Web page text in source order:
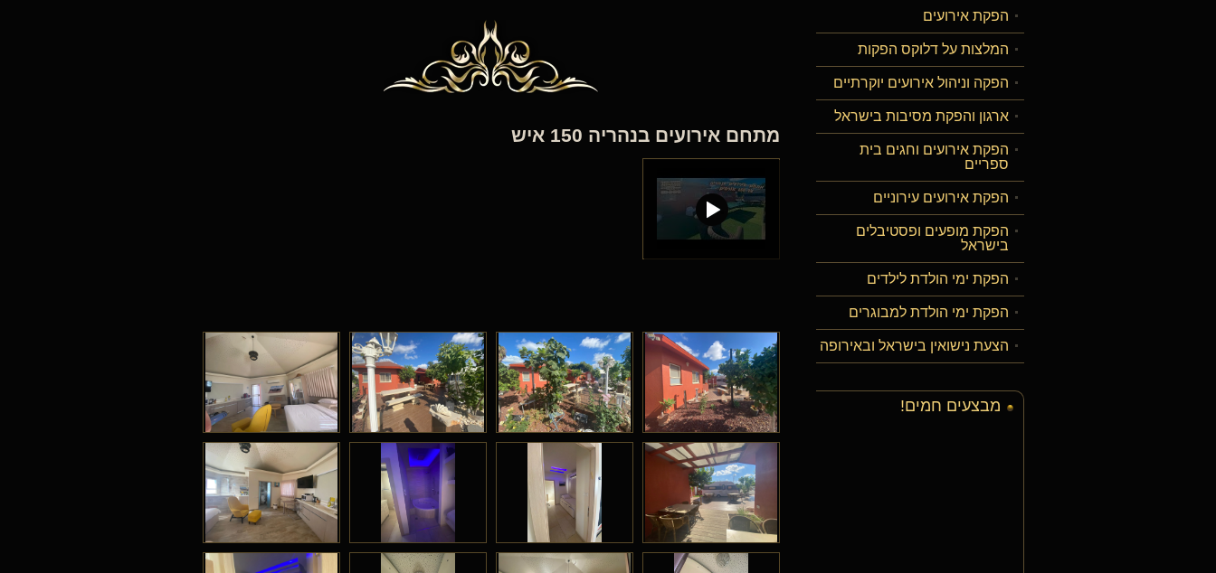
מתחם אירועים בנהריה 150 איש
הפקת אירועים
המלצות על דלוקס הפקות
הפקה וניהול אירועים יוקרתיים
ארגון והפקת מסיבות בישראל
הפקת אירועים וחגים בית
ספריים
הפקת אירועים עירוניים
הפקת מופעים ופסטיבלים
בישראל
הפקת ימי הולדת לילדים
הפקת ימי הולדת למבוגרים
הצעת נישואין בישראל ובאירופה
מבצעים חמים!